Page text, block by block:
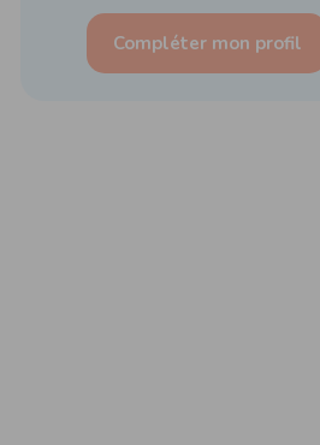
Compléter mon profil